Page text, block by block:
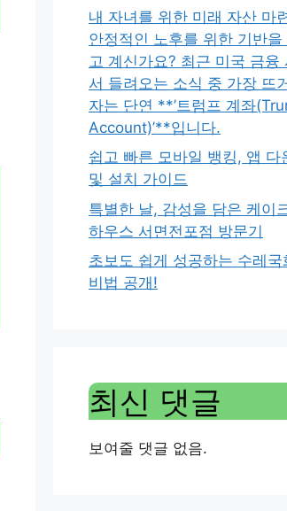
내 자녀를 위한 미래 자산 마
안정적인 노후를 위한 기반을
고 계신가요? 최근 미국 금융
서 들려오는 소식 중 가장 뜨
자는 단연 **’트럼프 계좌
Account)’**입니다.
쉽고 빠른 모바일 뱅킹, 앱 다
및 설치 가이드
특별한 날, 감성을 담은 케이
하우스 서면전포점 방문기
초보도 쉽게 성공하는 수레국
비법 공개!
최신 댓글
보여줄 댓글 없음.